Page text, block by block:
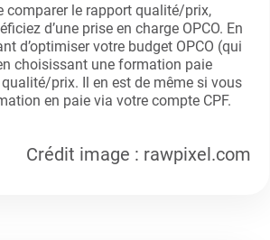
comparer le rapport qualité/prix,
d’une prise en charge OPCO. En
d’optimiser votre budget OPCO (qui
choisissant une formation paie
prix. Il en est de même si vous
en paie via votre compte CPF.
Crédit image : rawpixel.com